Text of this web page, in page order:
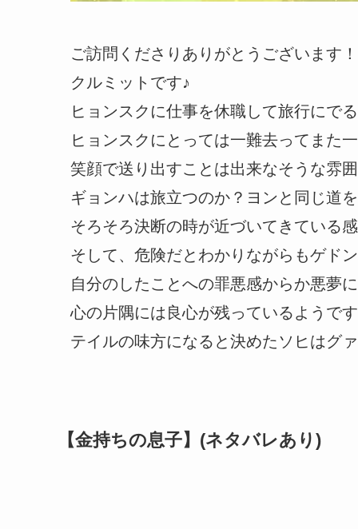
ご訪問くださりありがとうございます！
クルミットです♪
ヒョンスクに仕事を休職して旅行にで
ヒョンスクにとっては一難去ってまた
笑顔で送り出すことは出来なそうな雰
ギョンハは旅立つのか？ヨンと同じ道
そろそろ決断の時が近づいてきている
そして、危険だとわかりながらもゲド
自分のしたことへの罪悪感からか悪夢
心の片隅には良心が残っているようで
テイルの味方になると決めたソヒはグ
【金持ちの息子】(ネタバレあり)